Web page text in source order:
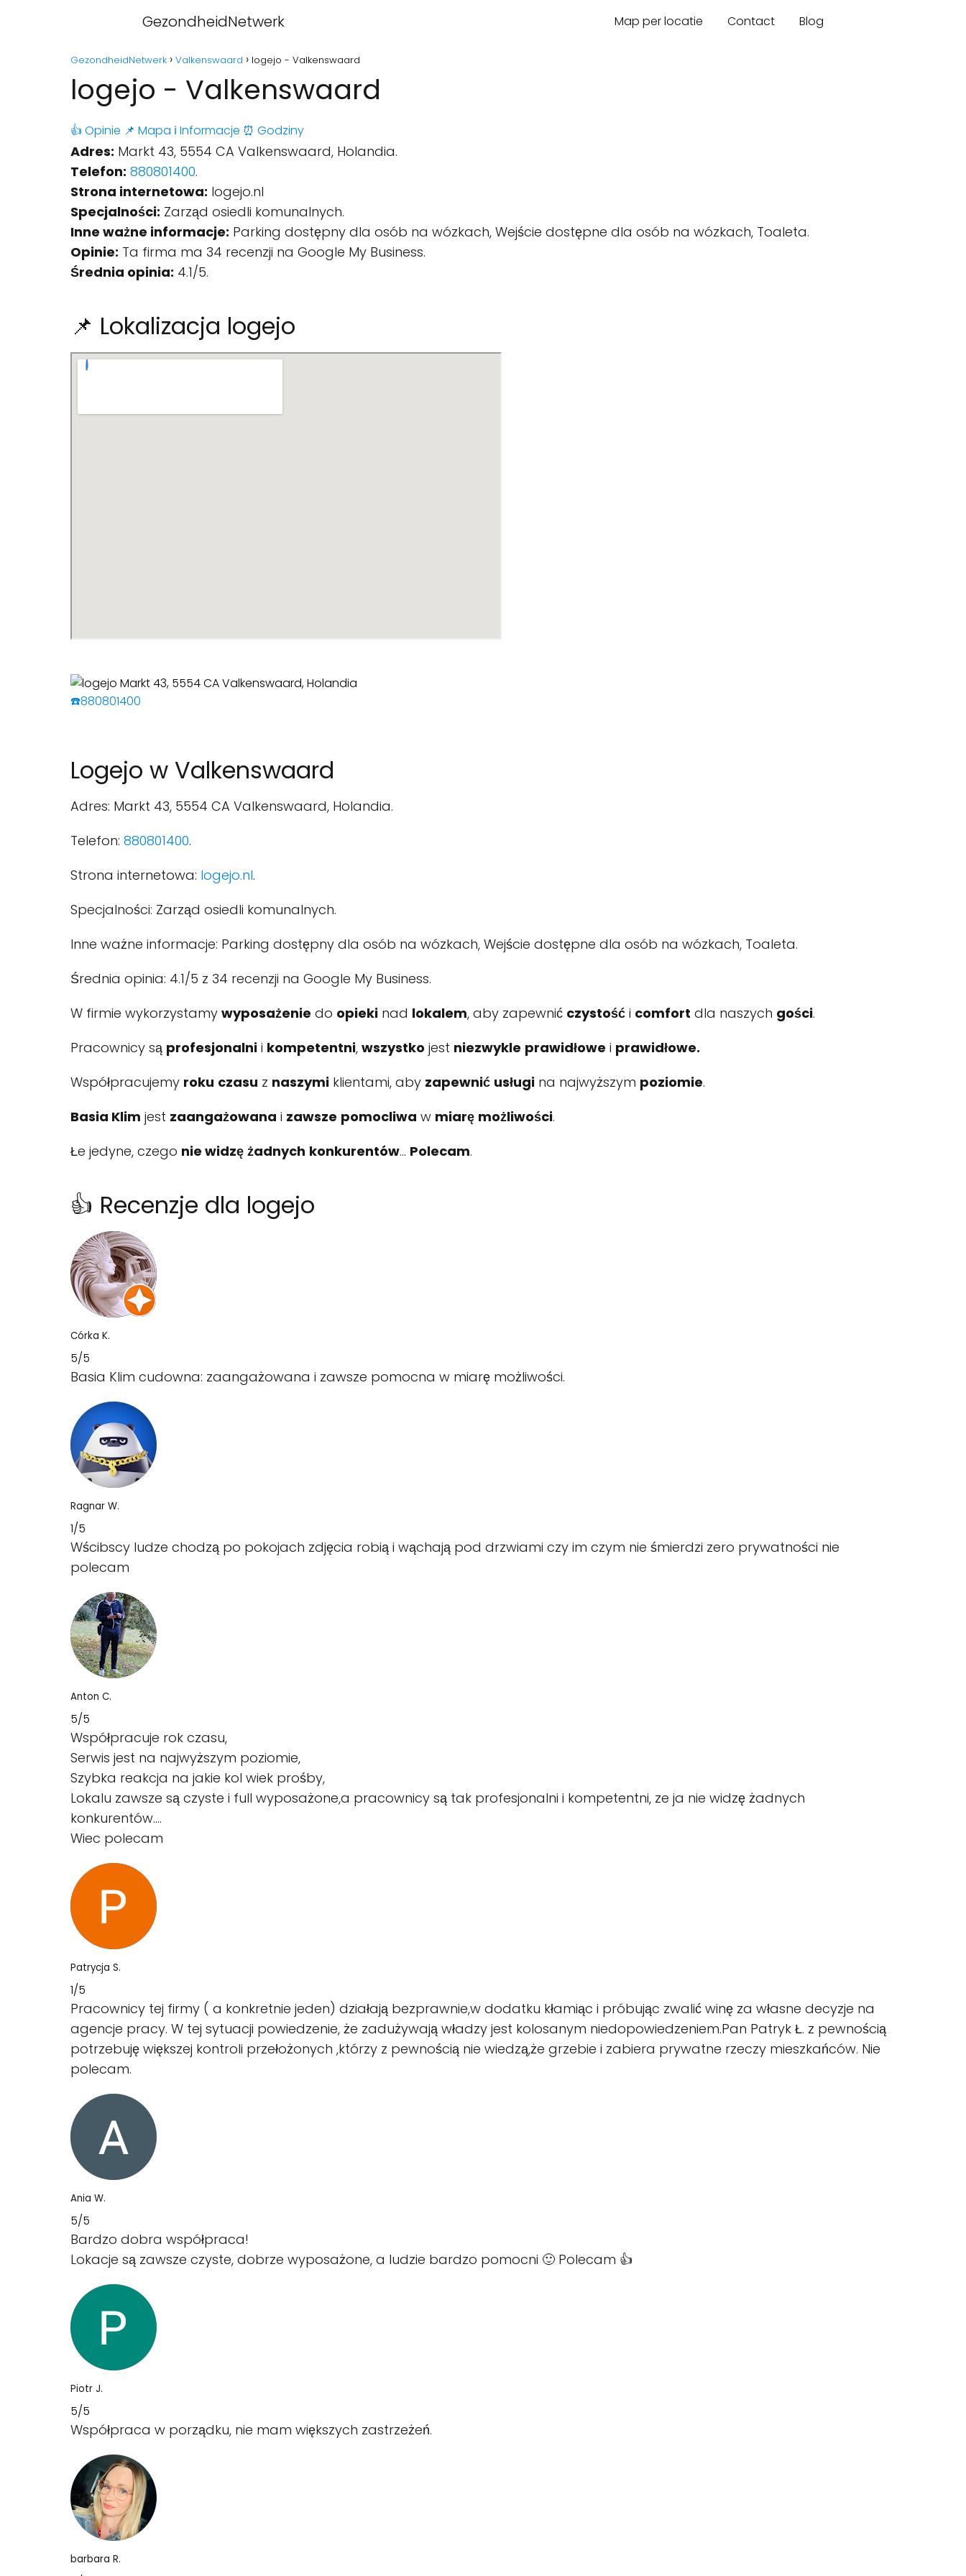
GezondheidNetwerk Map per locatie Contact Blog
GezondheidNetwerk Valkenswaard logejo - Valkenswaard
logejo - Valkenswaard
👍 Opinie 📌 Mapa ℹ️ Informacje ⏰ Godziny
Adres: Markt 43, 5554 CA Valkenswaard, Holandia.
Telefon: 880801400.
Strona internetowa: logejo.nl
Specjalności: Zarząd osiedli komunalnych.
Inne ważne informacje: Parking dostępny dla osób na wózkach, Wejście dostępne dla osób na wózkach, Toaleta.
Opinie: Ta firma ma 34 recenzji na Google My Business.
Średnia opinia: 4.1/5.
📌 Lokalizacja logejo
☎️880801400
Logejo w Valkenswaard
Adres: Markt 43, 5554 CA Valkenswaard, Holandia.
Telefon: 880801400.
Strona internetowa: logejo.nl.
Specjalności: Zarząd osiedli komunalnych.
Inne ważne informacje: Parking dostępny dla osób na wózkach, Wejście dostępne dla osób na wózkach, Toaleta.
Średnia opinia: 4.1/5 z 34 recenzji na Google My Business.
W firmie wykorzystamy wyposażenie do opieki nad lokalem, aby zapewnić czystość i comfort dla naszych gości.
Pracownicy są profesjonalni i kompetentni, wszystko jest niezwykle prawidłowe i prawidłowe.
Współpracujemy roku czasu z naszymi klientami, aby zapewnić usługi na najwyższym poziomie.
Basia Klim jest zaangażowana i zawsze pomocliwa w miarę możliwości.
Łe jedyne, czego nie widzę żadnych konkurentów… Polecam.
👍 Recenzje dla logejo
Córka K.
5/5
Basia Klim cudowna: zaangażowana i zawsze pomocna w miarę możliwości.
Ragnar W.
1/5
Wścibscy ludze chodzą po pokojach zdjęcia robią i wąchają pod drzwiami czy im czym nie śmierdzi zero prywatności nie
polecam
Anton C.
5/5
Współpracuje rok czasu,
Serwis jest na najwyższym poziomie,
Szybka reakcja na jakie kol wiek prośby,
Lokalu zawsze są czyste i full wyposażone,a pracownicy są tak profesjonalni i kompetentni, ze ja nie widzę żadnych
konkurentów….
Wiec polecam
Patrycja S.
1/5
Pracownicy tej firmy ( a konkretnie jeden) działają bezprawnie,w dodatku kłamiąc i próbując zwalić winę za własne decyzje na
agencje pracy. W tej sytuacji powiedzenie, że zadużywają władzy jest kolosanym niedopowiedzeniem.Pan Patryk Ł. z pewnością
potrzebuję większej kontroli przełożonych ,którzy z pewnością nie wiedzą,że grzebie i zabiera prywatne rzeczy mieszkańców. Nie
polecam.
Ania W.
5/5
Bardzo dobra współpraca!
Lokacje są zawsze czyste, dobrze wyposażone, a ludzie bardzo pomocni 🙂 Polecam 👍
Piotr J.
5/5
Współpraca w porządku, nie mam większych zastrzeżeń.
barbara R.